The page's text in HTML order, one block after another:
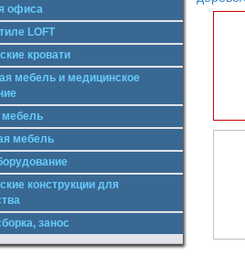
офиса
LOFT
кровати
мебель и медицинское
мебель
конструкции для
занос